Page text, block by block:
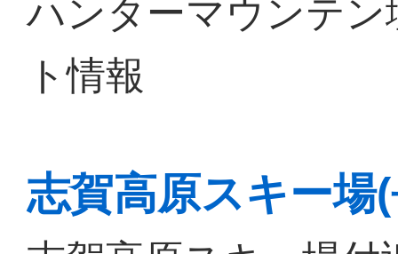
ハンターマウンテ
ト情報
志賀高原スキー場